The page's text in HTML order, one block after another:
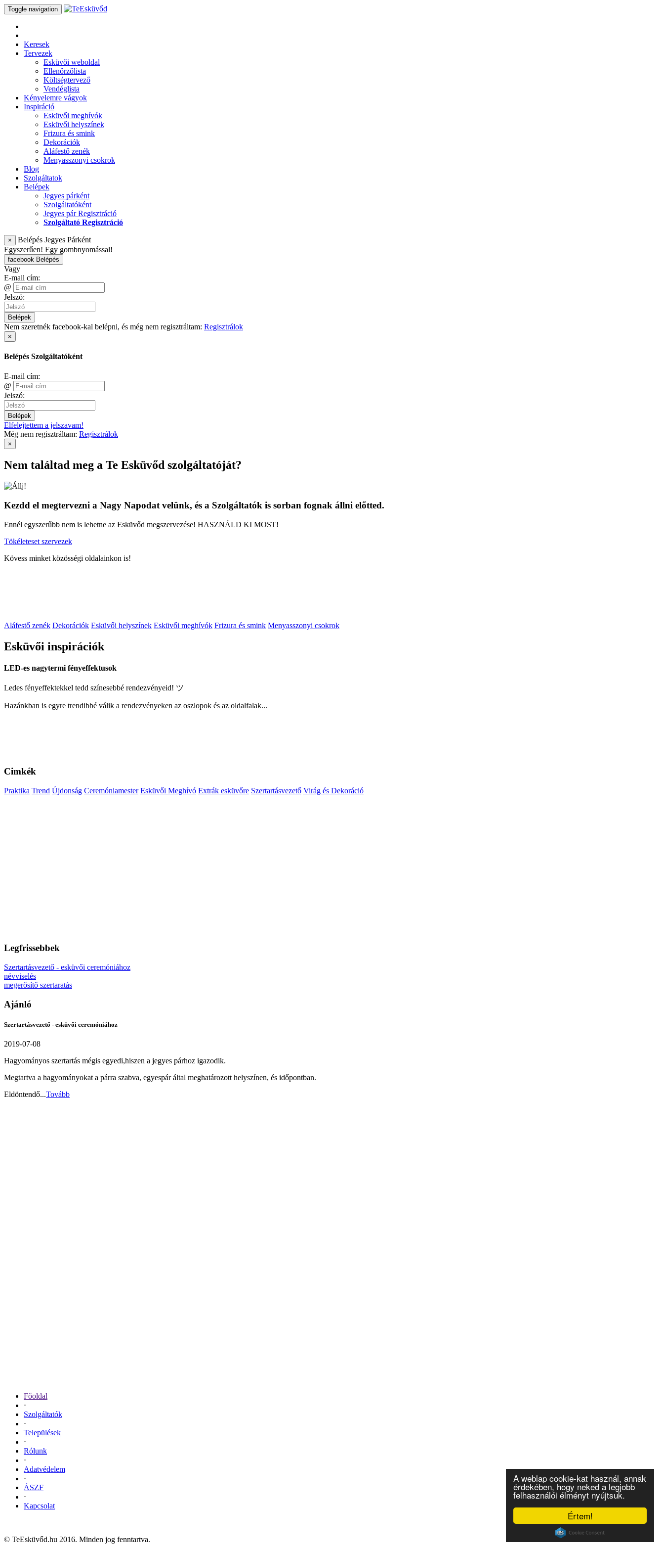
Értem!
A weblap cookie-kat használ, annak
érdekében, hogy neked a legjobb
felhasználói élményt nyújtsuk.
Cookie Consent plugin for the EU cookie law
Toggle navigation
Keresek
Tervezek
Esküvői weboldal
Ellenőrzőlista
Költségtervező
Vendéglista
Kényelemre vágyok
Inspiráció
Esküvői meghívók
Esküvői helyszínek
Frizura és smink
Dekorációk
Aláfestő zenék
Menyasszonyi csokrok
Blog
Szolgáltatok
Belépek
Jegyes párként
Szolgáltatóként
Jegyes pár Regisztráció
Szolgáltató Regisztráció
×
Belépés Jegyes Párként
Egyszerűen! Egy gombnyomással!
facebook Belépés
Vagy
E-mail cím:
@
Jelszó:
Belépek
Nem szeretnék facebook-kal belépni, és még nem regisztráltam: Regisztrálok
×
Belépés Szolgáltatóként
E-mail cím:
@
Jelszó:
Belépek
Elfelejtettem a jelszavam!
Még nem regisztráltam: Regisztrálok
×
Nem találtad meg a Te Esküvőd szolgáltatóját?
Kezdd el megtervezni a Nagy Napodat velünk, és a Szolgáltatók is sorban fognak állni előtted.
Ennél egyszerűbb nem is lehetne az Esküvőd megszervezése! HASZNÁLD KI MOST!
Tökéleteset szervezek
Kövess minket közösségi oldalainkon is!
Aláfestő zenék Dekorációk Esküvői helyszínek Esküvői meghívók Frizura és smink Menyasszonyi csokrok
Esküvői inspirációk
LED-es nagytermi fényeffektusok
Ledes fényeffektekkel tedd színesebbé rendezvényeid! ツ
Hazánkban is egyre trendibbé válik a rendezvényeken az oszlopok és az oldalfalak...
Cimkék
Praktika Trend Újdonság Ceremóniamester Esküvői Meghívó Extrák esküvőre Szertartásvezető Virág és Dekoráció
Legfrissebbek
Szertartásvezető - esküvői ceremóniához
névviselés
megerősítő szertaratás
Ajánló
Szertartásvezető - esküvői ceremóniához
2019-07-08
Hagyományos szertartás mégis egyedi,hiszen a jegyes párhoz igazodik.
Megtartva a hagyományokat a párra szabva, egyespár által meghatározott helyszínen, és időpontban.
Eldöntendő...Tovább
Főoldal
⋅
Szolgáltatók
⋅
Települések
⋅
Rólunk
⋅
Adatvédelem
⋅
ÁSZF
⋅
Kapcsolat
© TeEsküvőd.hu 2016. Minden jog fenntartva.